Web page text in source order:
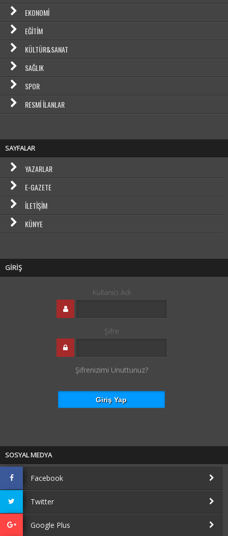
EKONOMI
EĞITIM
KÜLTÜR&SANAT
SAĞLIK
SPOR
RESMI İLANLAR
SAYFALAR
YAZARLAR
E-GAZETE
İLETIŞIM
KÜNYE
GİRİŞ
Kullanıcı Adı
Şifre
Şifrenizimi Unuttunuz?
SOSYAL MEDYA
Facebook
Twitter
Google Plus